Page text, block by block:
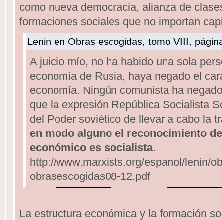
como nueva democracia, alianza de
formaciones sociales que no importan
Lenin en Obras escogidas, tomo VIII,
A juicio mío, no ha habido una sola
economía de Rusia, haya negado el
economía. Ningún comunista ha
que la expresión República Socialista
del Poder soviético de llevar a cabo la
en modo alguno el reconocimiento
económico es socialista.
http://www.marxists.org/espanol/lenin/
obrasescogidas08-12.pdf
La estructura económica y la formación